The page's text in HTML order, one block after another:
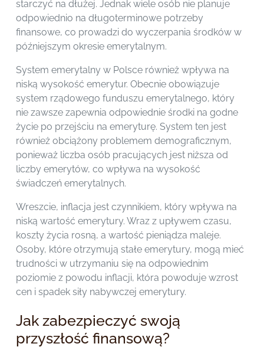
starczyć na dłużej. Jednak wiele osób nie planuje
odpowiednio na długoterminowe potrzeby
finansowe, co prowadzi do wyczerpania środków w
późniejszym okresie emerytalnym.
System emerytalny w Polsce również wpływa na
niską wysokość emerytur. Obecnie obowiązuje
system rządowego funduszu emerytalnego, który
nie zawsze zapewnia odpowiednie środki na godne
życie po przejściu na emeryturę. System ten jest
również obciążony problemem demograficznym,
ponieważ liczba osób pracujących jest niższa od
liczby emerytów, co wpływa na wysokość
świadczeń emerytalnych.
Wreszcie, inflacja jest czynnikiem, który wpływa na
niską wartość emerytury. Wraz z upływem czasu,
koszty życia rosną, a wartość pieniądza maleje.
Osoby, które otrzymują stałe emerytury, mogą mieć
trudności w utrzymaniu się na odpowiednim
poziomie z powodu inflacji, która powoduje wzrost
cen i spadek siły nabywczej emerytury.
Jak zabezpieczyć swoją
przyszłość finansową?